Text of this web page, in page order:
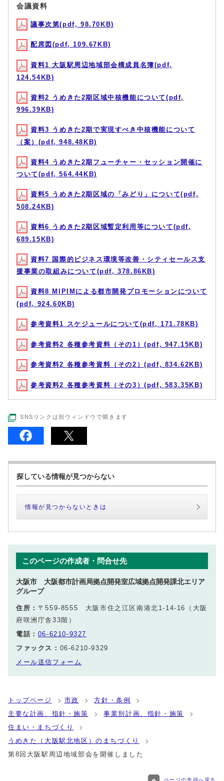
会議資料
議事次第(pdf, 98.70KB)
配席図(pdf, 109.67KB)
資料1 大阪駅周辺地域部会構成員名簿(pdf,
124.54KB)
資料2 うめきた2期区域中核機能について(pdf,
996.39KB)
資料3 うめきた2期で実現すべき中核機能について
（案）(pdf, 948.48KB)
資料4 うめきた2期フューチャー・セッション開催に
ついて(pdf, 564.44KB)
資料5 うめきた2期区域の「みどり」について(pdf,
508.24KB)
資料6 うめきた2期区域暫定利用等について(pdf,
689.15KB)
資料7 国際的ビジネス環境等改善・シティセールス支
援事業の取組みについて(pdf, 378.86KB)
資料8 MIPIMによる都市開発プロモーションについて
(pdf, 924.60KB)
参考資料1 スケジュールについて(pdf, 171.78KB)
参考資料2 各種参考資料（その1）(pdf, 947.15KB)
参考資料2 各種参考資料（その2）(pdf, 834.62KB)
参考資料2 各種参考資料（その3）(pdf, 583.35KB)
SNSリンクは別ウィンドウで開きます
探している情報が見つからない
情報が見つからないときは
このページの作成者・問合せ先
大阪市 大阪都市計画局拠点開発室広域拠点開発課北エリア
グループ
住所： 〒559-8555 大阪市住之江区南港北1-14-16（大阪
府咲洲庁舎33階）
電話： 06-6210-9327
ファックス： 06-6210-9329
メール送信フォーム
トップページ 市政
方針・条例
主要な計画、指針・施策
事業別計画、指針・施策
住まい・まちづくり
うめきた（大阪駅北地区）のまちづくり
第8回大阪駅周辺地域部会を開催しました
ページの先頭へ戻る